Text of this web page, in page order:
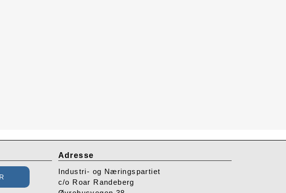
Adresse
Industri- og Næringspartiet
c/o Roar Randeberg